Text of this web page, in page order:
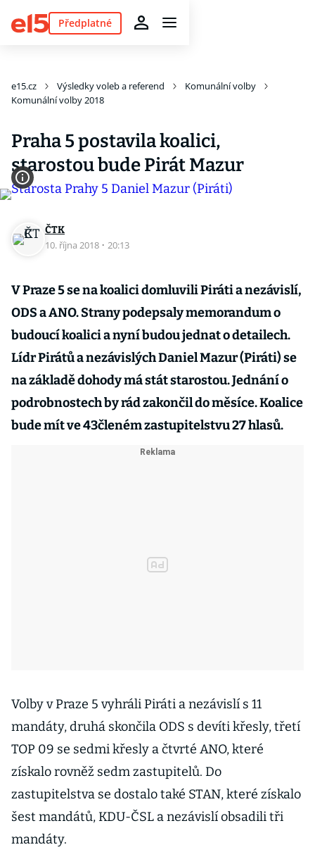
Předplatné
e15.cz Výsledky voleb a referend
Komunální volby
Komunální volby 2018
Praha 5 postavila koalici,
starostou bude Pirát Mazur
ČTK
10. října 2018 · 20:13
V Praze 5 se na koalici domluvili Piráti a nezávislí,
ODS a ANO. Strany podepsaly memorandum o
budoucí koalici a nyní budou jednat o detailech.
Lídr Pirátů a nezávislých Daniel Mazur (Piráti) se
na základě dohody má stát starostou. Jednání o
podrobnostech by rád zakončil do měsíce. Koalice
bude mít ve 43členém zastupitelstvu 27 hlasů.
Volby v Praze 5 vyhráli Piráti a nezávislí s 11
mandáty, druhá skončila ODS s devíti křesly, třetí
TOP 09 se sedmi křesly a čtvrté ANO, které
získalo rovněž sedm zastupitelů. Do
zastupitelstva se dostalo také STAN, které získalo
šest mandátů, KDU-ČSL a nezávislí obsadili tři
mandáty.